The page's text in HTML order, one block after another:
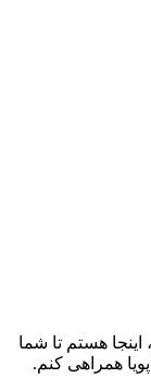
هستم تا شما
همراهی کنم.